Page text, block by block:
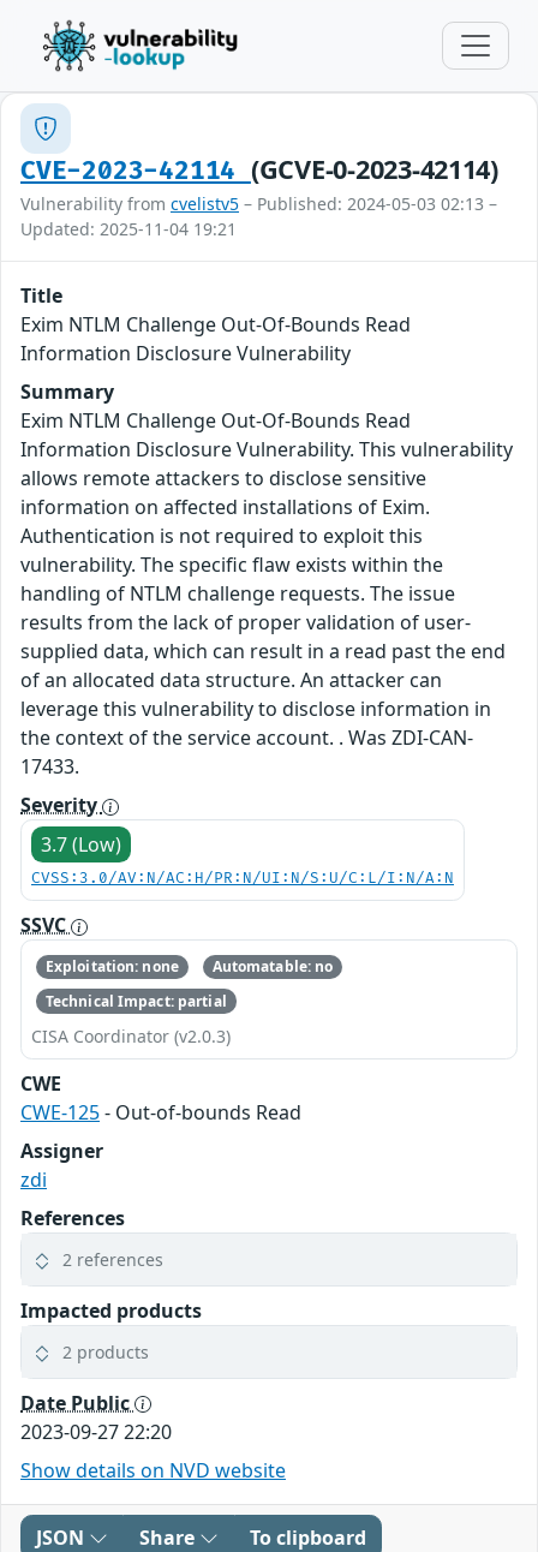
CVE-2023-42114 (GCVE-0-2023-42114)
Vulnerability from cvelistv5 – Published: 2024-05-03 02:13 –
Updated: 2025-11-04 19:21
Title
Exim NTLM Challenge Out-Of-Bounds Read
Information Disclosure Vulnerability
Summary
Exim NTLM Challenge Out-Of-Bounds Read
Information Disclosure Vulnerability. This vulnerability
allows remote attackers to disclose sensitive
information on affected installations of Exim.
Authentication is not required to exploit this
vulnerability. The specific flaw exists within the
handling of NTLM challenge requests. The issue
results from the lack of proper validation of user-
supplied data, which can result in a read past the end
of an allocated data structure. An attacker can
leverage this vulnerability to disclose information in
the context of the service account. . Was ZDI-CAN-
17433.
Severity
3.7 (Low)
CVSS:3.0/AV:N/AC:H/PR:N/UI:N/S:U/C:L/I:N/A:N
SSVC
Exploitation: none
Automatable: no
Technical Impact: partial
CISA Coordinator (v2.0.3)
CWE
CWE-125- Out-of-bounds Read
Assigner
zdi
References
2 references
Impacted products
2 products
Date Public
2023-09-27 22:20
Show details on NVD website
JSON Share To clipboard